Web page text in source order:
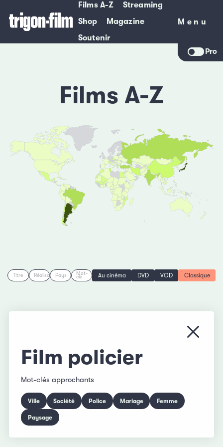
Films A-Z
Streaming
Shop
Magazine
Soutenir
Menu
Menu
Pro
Films A-Z
Titre RéalisationPays Mot-
clé Au cinéma DVD VOD Classique
Film policier
Mot-clés approchants
Ville Société Police Mariage Femme
Paysage